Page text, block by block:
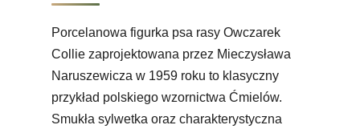
Porcelanowa figurka psa rasy Owczarek
Collie zaprojektowana przez Mieczysława
Naruszewicza w 1959 roku to klasyczny
przykład polskiego wzornictwa Ćmielów.
Smukła sylwetka oraz charakterystyczna